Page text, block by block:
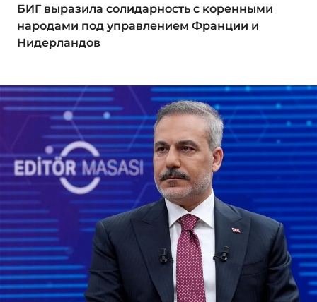
БИГ выразила солидарность с коренными
народами под управлением Франции и
Нидерландов